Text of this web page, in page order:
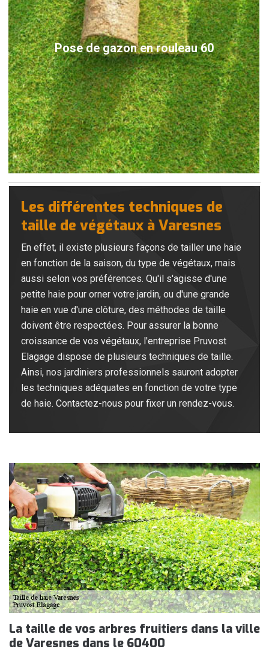
Pose de gazon en rouleau 60
Les différentes techniques de
taille de végétaux à Varesnes
En effet, il existe plusieurs façons de tailler une haie
en fonction de la saison, du type de végétaux, mais
aussi selon vos préférences. Qu'il s'agisse d'une
petite haie pour orner votre jardin, ou d'une grande
haie en vue d'une clôture, des méthodes de taille
doivent être respectées. Pour assurer la bonne
croissance de vos végétaux, l'entreprise Pruvost
Elagage dispose de plusieurs techniques de taille.
Ainsi, nos jardiniers professionnels sauront adopter
les techniques adéquates en fonction de votre type
de haie. Contactez-nous pour fixer un rendez-vous.
La taille de vos arbres fruitiers dans la ville
de Varesnes dans le 60400